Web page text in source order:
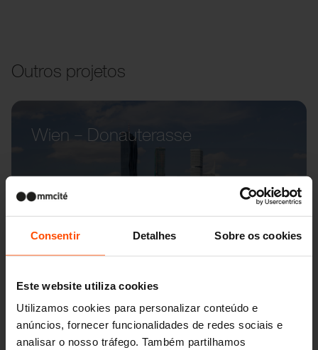
Consentir Detalhes Sobre os cookies
Este website utiliza cookies
Utilizamos cookies para personalizar conteúdo e
anúncios, fornecer funcionalidades de redes sociais e
analisar o nosso tráfego. Também partilhamos
Outros projetos
Wien – Donauterasse